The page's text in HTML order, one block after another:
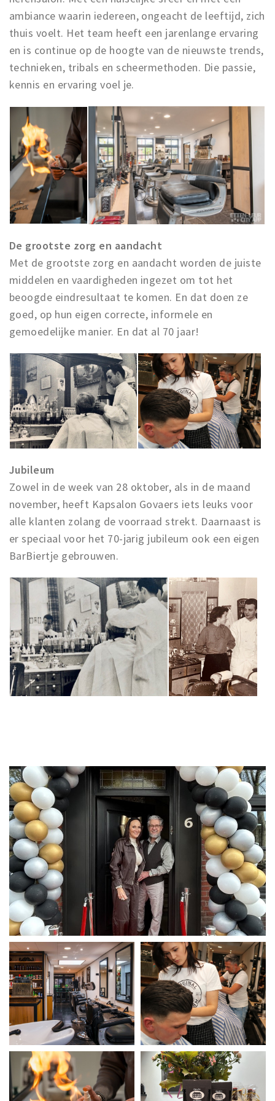
ambiance waarin iedereen, ongeacht de leeftijd, zich
thuis voelt. Het team heeft een jarenlange ervaring
en is continue op de hoogte van de nieuwste trends,
technieken, tribals en scheermethoden. Die passie,
kennis en ervaring voel je.
De grootste zorg en aandacht
Met de grootste zorg en aandacht worden de juiste
middelen en vaardigheden ingezet om tot het
beoogde eindresultaat te komen. En dat doen ze
goed, op hun eigen correcte, informele en
gemoedelijke manier. En dat al 70 jaar!
Jubileum
Zowel in de week van 28 oktober, als in de maand
november, heeft Kapsalon Govaers iets leuks voor
alle klanten zolang de voorraad strekt. Daarnaast is
er speciaal voor het 70-jarig jubileum ook een eigen
BarBiertje gebrouwen.